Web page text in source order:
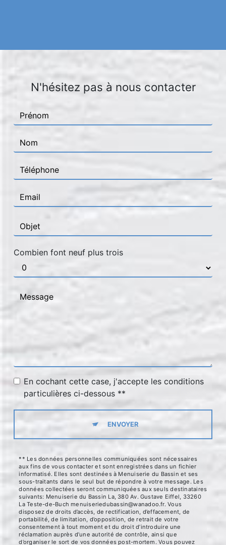
N'hésitez pas à nous contacter
Combien font neuf plus trois
En cochant cette case, j'accepte les conditions
particulières ci-dessous **
ENVOYER
** Les données personnelles communiquées sont nécessaires
aux fins de vous contacter et sont enregistrées dans un fichier
informatisé. Elles sont destinées à Menuiserie du Bassin et ses
sous-traitants dans le seul but de répondre à votre message. Les
données collectées seront communiquées aux seuls destinataires
suivants: Menuiserie du Bassin La, 380 Av. Gustave Eiffel, 33260
La Teste-de-Buch menuiseriedubassin@wanadoo.fr. Vous
disposez de droits d’accès, de rectification, d’effacement, de
portabilité, de limitation, d’opposition, de retrait de votre
consentement à tout moment et du droit d’introduire une
réclamation auprès d’une autorité de contrôle, ainsi que
d’organiser le sort de vos données post-mortem. Vous pouvez